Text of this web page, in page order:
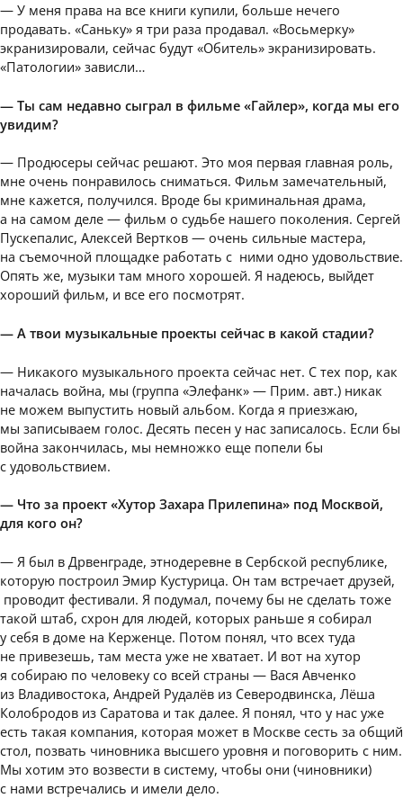
— У меня права на все книги купили, больше нечего
продавать. «Саньку» я три раза продавал. «Восьмерку»
экранизировали, сейчас будут «Обитель» экранизировать.
«Патологии» зависли…
— Ты сам недавно сыграл в фильме «Гайлер», когда мы его
увидим?
— Продюсеры сейчас решают. Это моя первая главная роль,
мне очень понравилось сниматься. Фильм замечательный,
мне кажется, получился. Вроде бы криминальная драма,
а на самом деле — фильм о судьбе нашего поколения. Сергей
Пускепалис, Алексей Вертков — очень сильные мастера,
на съемочной площадке работать с ними одно удовольствие.
Опять же, музыки там много хорошей. Я надеюсь, выйдет
хороший фильм, и все его посмотрят.
— А твои музыкальные проекты сейчас в какой стадии?
— Никакого музыкального проекта сейчас нет. С тех пор, как
началась война, мы (группа «Элефанк» — Прим. авт.) никак
не можем выпустить новый альбом. Когда я приезжаю,
мы записываем голос. Десять песен у нас записалось. Если бы
война закончилась, мы немножко еще попели бы
с удовольствием.
— Что за проект «Хутор Захара Прилепина» под Москвой,
для кого он?
— Я был в Дрвенграде, этнодеревне в Сербской республике,
которую построил Эмир Кустурица. Он там встречает друзей,
проводит фестивали. Я подумал, почему бы не сделать тоже
такой штаб, схрон для людей, которых раньше я собирал
у себя в доме на Керженце. Потом понял, что всех туда
не привезешь, там места уже не хватает. И вот на хутор
я собираю по человеку со всей страны — Вася Авченко
из Владивостока, Андрей Рудалёв из Северодвинска, Лёша
Колобродов из Саратова и так далее. Я понял, что у нас уже
есть такая компания, которая может в Москве сесть за общий
стол, позвать чиновника высшего уровня и поговорить с ним.
Мы хотим это возвести в систему, чтобы они (чиновники)
с нами встречались и имели дело.